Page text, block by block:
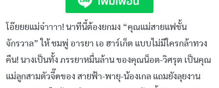
โอ๊ยยยแม่จ๋าาาา! นาทีนี้ต้องยกมง “คุณแม่สายแฟขั้น
จักรวาล” ให้ ชมพู่ อารยา เอ ฮาร์เก็ต แบบไม่มีใครกล้าทวง
คืน! นางเป็นทั้ง ภรรยาหมื่นล้าน ของคุณน็อต-วิศรุต เป็นคุณ
แม่ลูกสามตัวจี๊ดของ สายฟ้า-พายุ-น้องเกล แถมยังลุยงาน